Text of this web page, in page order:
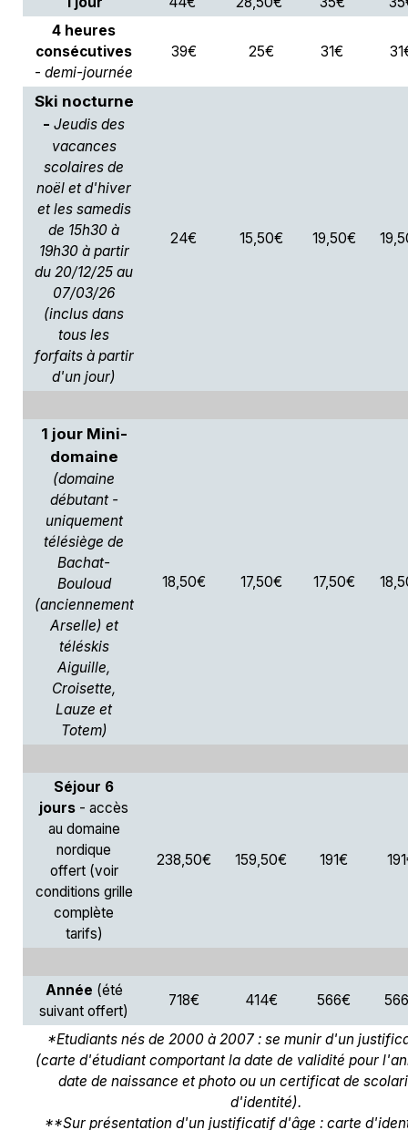
4 heures
consécutives
- demi-journée
39€ 25€ 31€
Ski nocturne
- Jeudis des
vacances
scolaires de
noël et d'hiver
et les samedis
de 15h30 à
19h30 à partir
du 20/12/25 au
07/03/26
(inclus dans
tous les
forfaits à partir
d'un jour)
24€ 15,50€ 19,50€
1 jour Mini-
domaine
(domaine
débutant -
uniquement
télésiège de
Bachat-
Bouloud
(anciennement
Arselle) et
téléskis
Aiguille,
Croisette,
Lauze et
Totem)
18,50€ 17,50€ 17,50€
Séjour 6
jours - accès
au domaine
nordique
offert (voir
conditions grille
complète
tarifs)
238,50€ 159,50€ 191€
Année (été
suivant offert)
718€ 414€ 566€
*Etudiants nés de 2000 à 2007 : se munir d'un
(carte d'étudiant comportant la date de validité pour
date de naissance et photo ou un certificat de
d'identité).
**Sur présentation d'un justificatif d'âge : carte